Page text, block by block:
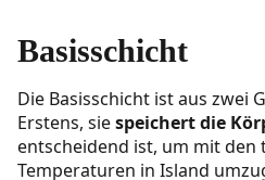
Basisschicht
Die Basisschicht ist aus zwei
Erstens, siespeichert die
entscheidend ist, um mit den
Temperaturen in Island